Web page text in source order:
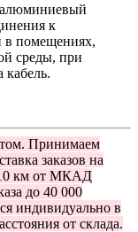
к
в помещениях,
среды, при
кабель.
Принимаем
заказов на
км от МКАД
до 40 000
индивидуально в
от склада.